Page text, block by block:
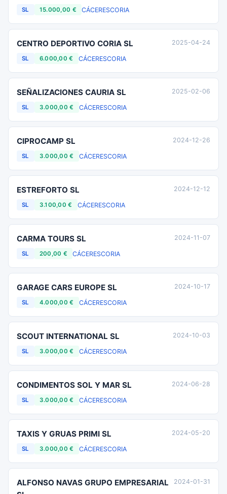
SL 15.000,00 € CÁCERESCORIA
CENTRO DEPORTIVO CORIA SL
SL 6.000,00 € CÁCERESCORIA
2025-04-24
SEÑALIZACIONES CAURIA SL
SL 3.000,00 € CÁCERESCORIA
2025-02-06
CIPROCAMP SL
SL 3.000,00 € CÁCERESCORIA
2024-12-26
ESTREFORTO SL
SL 3.100,00 € CÁCERESCORIA
2024-12-12
CARMA TOURS SL
SL 200,00 € CÁCERESCORIA
2024-11-07
GARAGE CARS EUROPE SL
SL 4.000,00 € CÁCERESCORIA
2024-10-17
SCOUT INTERNATIONAL SL
SL 3.000,00 € CÁCERESCORIA
2024-10-03
CONDIMENTOS SOL Y MAR SL
SL 3.000,00 € CÁCERESCORIA
2024-06-28
TAXIS Y GRUAS PRIMI SL
SL 3.000,00 € CÁCERESCORIA
2024-05-20
ALFONSO NAVAS GRUPO EMPRESARIAL
2024-01-31